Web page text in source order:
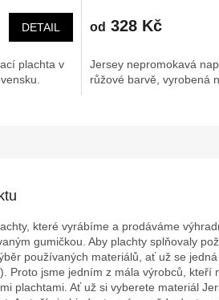
DETAIL
plachta v
od 328 Kč
Jersey nepromokavá
růžové barvě, vyrobená
které vyrábíme a prodáváme
gumičkou. Aby plachty splňovaly
používaných materiálů, ať už se
Proto jsme jedním z mála výrobců, kteří
plachtami. Ať už si vyberete materiál